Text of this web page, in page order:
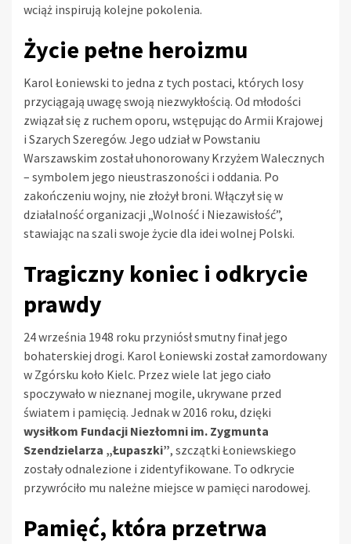
wciąż inspirują kolejne pokolenia.
Życie pełne heroizmu
Karol Łoniewski to jedna z tych postaci, których losy
przyciągają uwagę swoją niezwykłością. Od młodości
związał się z ruchem oporu, wstępując do Armii Krajowej
i Szarych Szeregów. Jego udział w Powstaniu
Warszawskim został uhonorowany Krzyżem Walecznych
– symbolem jego nieustraszoności i oddania. Po
zakończeniu wojny, nie złożył broni. Włączył się w
działalność organizacji „Wolność i Niezawisłość”,
stawiając na szali swoje życie dla idei wolnej Polski.
Tragiczny koniec i odkrycie
prawdy
24 września 1948 roku przyniósł smutny finał jego
bohaterskiej drogi. Karol Łoniewski został zamordowany
w Zgórsku koło Kielc. Przez wiele lat jego ciało
spoczywało w nieznanej mogile, ukrywane przed
światem i pamięcią. Jednak w 2016 roku, dzięki
wysiłkom Fundacji Niezłomni im. Zygmunta
Szendzielarza „Łupaszki”, szczątki Łoniewskiego
zostały odnalezione i zidentyfikowane. To odkrycie
przywróciło mu należne miejsce w pamięci narodowej.
Pamięć, która przetrwa